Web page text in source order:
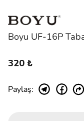
Boyu UF-16P
320 ₺
Paylaş: